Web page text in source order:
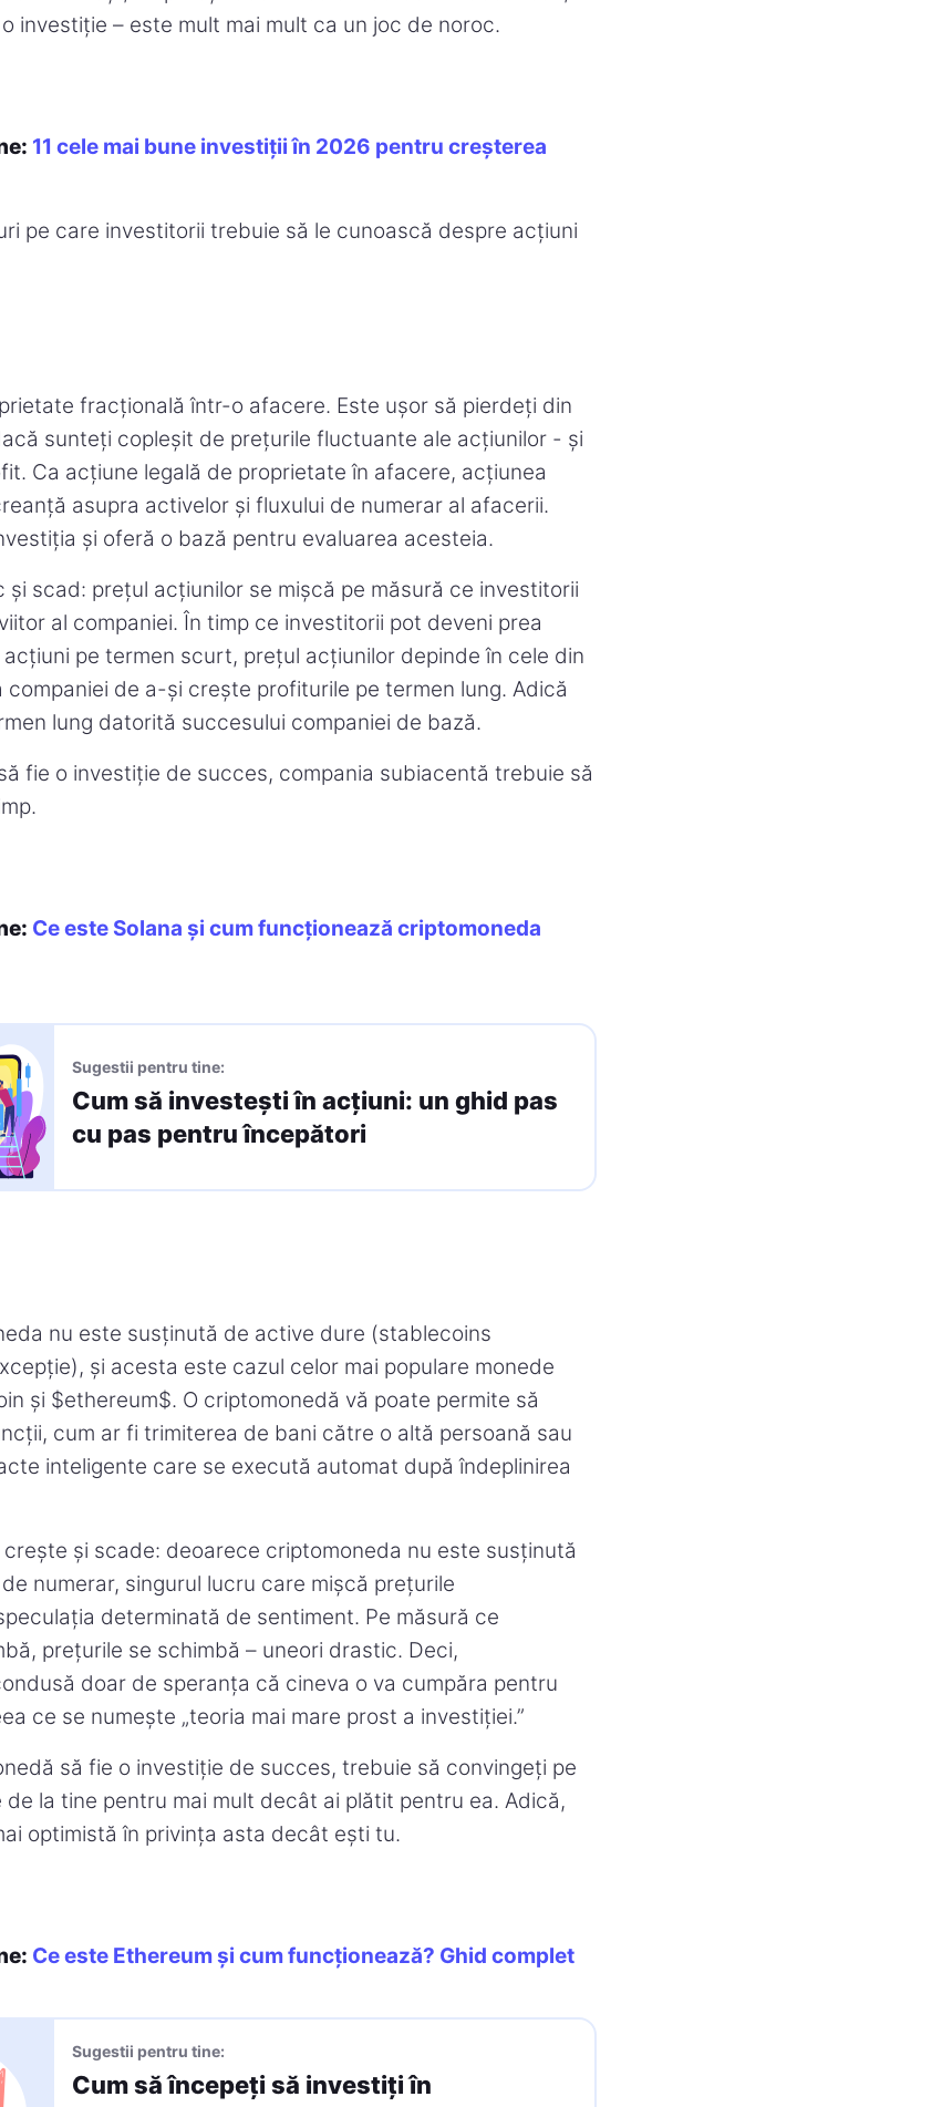
investiție – este mult mai mult ca un joc de noroc.
11 cele mai bune investiții în 2026 pentru creșterea
pe care investitorii trebuie să le cunoască despre acțiuni
fracțională într-o afacere. Este ușor să pierdeți din
sunteți copleșit de prețurile fluctuante ale acțiunilor - și
Ca acțiune legală de proprietate în afacere, acțiunea
asupra activelor și fluxului de numerar al afacerii.
și oferă o bază pentru evaluarea acesteia.
și scad: prețul acțiunilor se mișcă pe măsură ce investitorii
al companiei. În timp ce investitorii pot deveni prea
pe termen scurt, prețul acțiunilor depinde în cele din
de a-și crește profiturile pe termen lung. Adică
lung datorită succesului companiei de bază.
fie o investiție de succes, compania subiacentă trebuie să
Ce este Solana și cum funcționează criptomoneda
Sugestii pentru tine:
Cum să investești în acțiuni: un ghid pas
cu pas pentru începători
nu este susținută de active dure (stablecoins
și acesta este cazul celor mai populare monede
și $ethereum$. O criptomonedă vă poate permite să
cum ar fi trimiterea de bani către o altă persoană sau
inteligente care se execută automat după îndeplinirea
și scade: deoarece criptomoneda nu este susținută
numerar, singurul lucru care mișcă prețurile
determinată de sentiment. Pe măsură ce
prețurile se schimbă – uneori drastic. Deci,
doar de speranța că cineva o va cumpăra pentru
ce se numește „teoria mai mare prost a investiției.”
să fie o investiție de succes, trebuie să convingeți pe
de la tine pentru mai mult decât ai plătit pentru ea. Adică,
optimistă în privința asta decât ești tu.
Ce este Ethereum și cum funcționează? Ghid complet
Sugestii pentru tine:
Cum să începeți să investiți în